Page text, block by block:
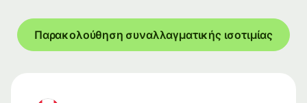
Παρακολούθηση συναλλαγματικής ισοτιμίας